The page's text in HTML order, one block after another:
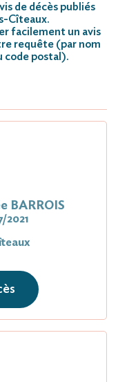
de décès publiés
Cîteaux.
facilement un avis
requête (par nom
code postal).
BARROIS
2021